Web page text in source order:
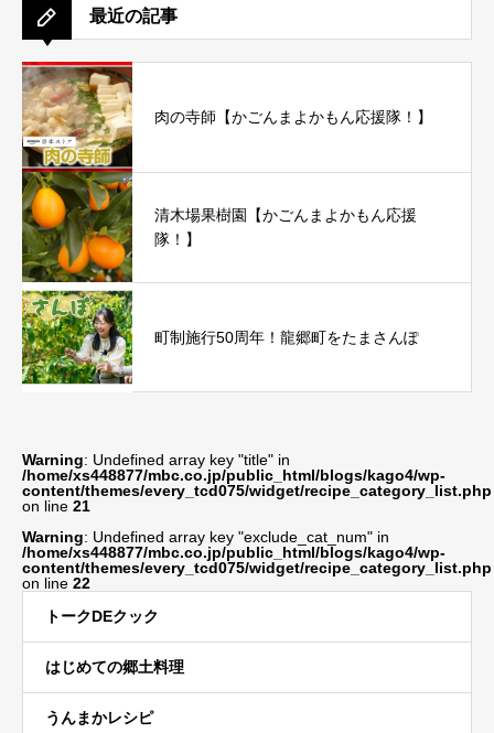
最近の記事
肉の寺師【かごんまよかもん応援隊！】
清木場果樹園【かごんまよかもん応援
隊！】
町制施行50周年！龍郷町をたまさんぽ
Warning: Undefined array key "title" in
/home/xs448877/mbc.co.jp/public_html/blogs/kago4/wp-
content/themes/every_tcd075/widget/recipe_category_list.php
on line 21
Warning: Undefined array key "exclude_cat_num" in
/home/xs448877/mbc.co.jp/public_html/blogs/kago4/wp-
content/themes/every_tcd075/widget/recipe_category_list.php
on line 22
トークDEクック
はじめての郷土料理
うんまかレシピ